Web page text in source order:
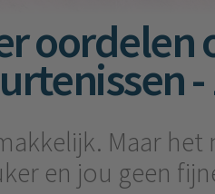
oordelen
Maar het
en jou geen